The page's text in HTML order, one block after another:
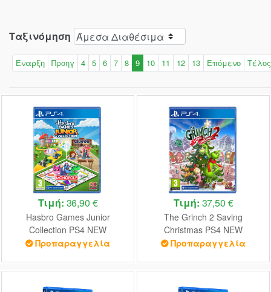
Ταξινόμηση
Έναρξη Προηγ 4 5 6 7 8 9 10 11 12 13 Επόμενο Τέλος
Τιμή: 36,90 €
Hasbro Games Junior
Collection PS4 NEW
Προπαραγγελία
Τιμή: 37,50 €
The Grinch 2 Saving
Christmas PS4 NEW
Προπαραγγελία